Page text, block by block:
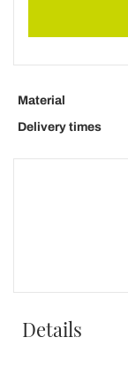
Material
Delivery times
Details